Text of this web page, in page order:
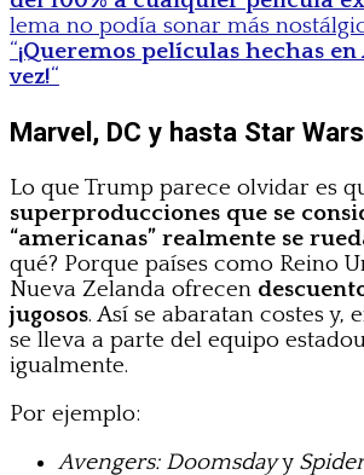
lema no podía sonar más
“¡Queremos películas hechas
vez!“
Marvel, DC y hasta Star
Lo que Trump parece olvidar es
superproducciones que se
“americanas” realmente se
qué? Porque países como Reino
Nueva Zelanda ofrecen
jugosos. Así se abaratan costes y,
se lleva a parte del equipo
igualmente.
Por ejemplo:
Avengers: Doomsdayy